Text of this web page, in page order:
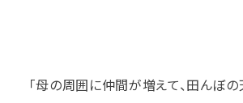
「母の周囲に仲間が増えて、田んぼの